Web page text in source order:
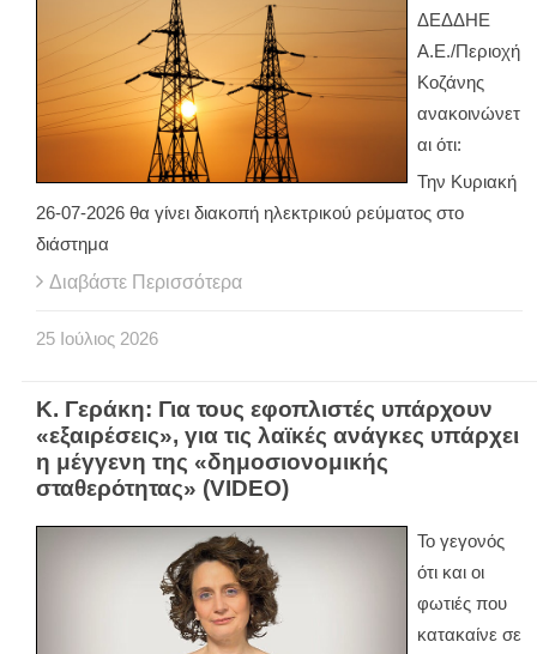
ΔΕΔΔΗΕ
Α.Ε./Περιοχή
Κοζάνης
ανακοινώνετ
αι ότι:
Την Κυριακή
26-07-2026 θα γίνει διακοπή ηλεκτρικού ρεύματος στο
διάστημα
Διαβάστε Περισσότερα
25 Ιούλιος 2026
Κ. Γεράκη: Για τους εφοπλιστές υπάρχουν
«εξαιρέσεις», για τις λαϊκές ανάγκες υπάρχει
η μέγγενη της «δημοσιονομικής
σταθερότητας» (VIDEO)
Το γεγονός
ότι και οι
φωτιές που
κατακαίνε σε